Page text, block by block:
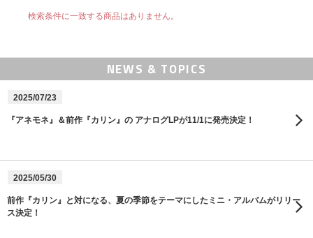
検索条件に一致する商品はありません。
NEWS & TOPICS
2025/07/23
『アネモネ』＆前作『カリン』の アナログLPが11/1に発売決定！
2025/05/30
前作『カリン』と対になる、夏の季節をテーマにしたミニ・アルバムがリリー
ス決定！